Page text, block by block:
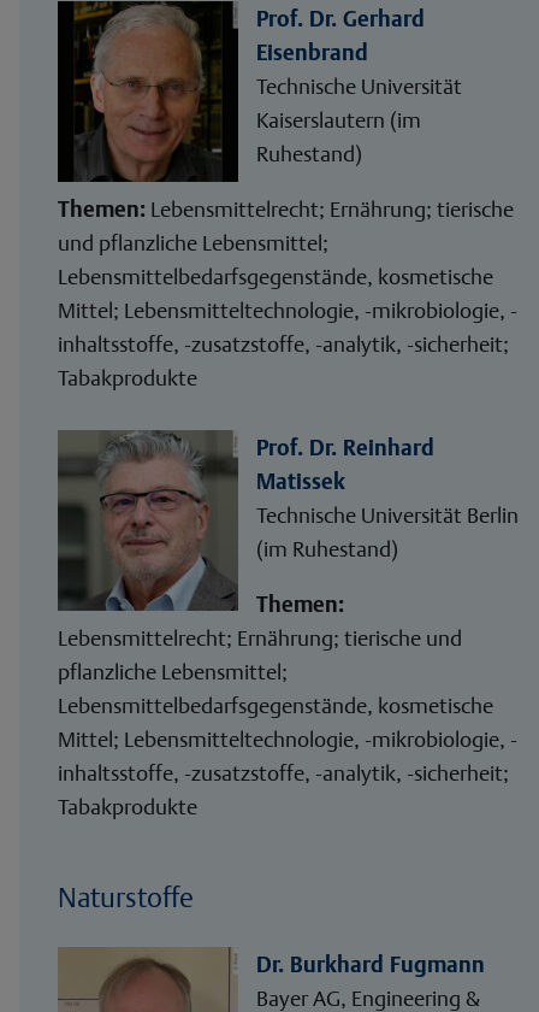
Prof. Dr. Gerhard
Eisenbrand
Technische Universität
Kaiserslautern (im
Ruhestand)
Themen: Lebensmittelrecht; Ernährung; tierische
und pflanzliche Lebensmittel;
Lebensmittelbedarfsgegenstände, kosmetische
Mittel; Lebensmitteltechnologie, -mikrobiologie, -
inhaltsstoffe, -zusatzstoffe, -analytik, -sicherheit;
Tabakprodukte
Prof. Dr. Reinhard
Matissek
Technische Universität Berlin
(im Ruhestand)
Themen:
Lebensmittelrecht; Ernährung; tierische und
pflanzliche Lebensmittel;
Lebensmittelbedarfsgegenstände, kosmetische
Mittel; Lebensmitteltechnologie, -mikrobiologie, -
inhaltsstoffe, -zusatzstoffe, -analytik, -sicherheit;
Tabakprodukte
Naturstoffe
Dr. Burkhard Fugmann
Bayer AG, Engineering &